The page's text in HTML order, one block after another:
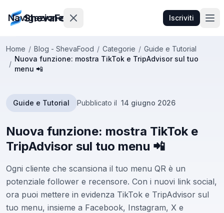
ShevaFood Iscriviti
Navigazione
Prezzi
Contatti
Accedi
Iscriviti
🇮🇹Italiano
Home / Blog - ShevaFood / Categorie / Guide e Tutorial
/
Nuova funzione: mostra TikTok e TripAdvisor sul tuo
menu 📲
Guide e Tutorial Pubblicato il 14 giugno 2026
Nuova funzione: mostra TikTok e
TripAdvisor sul tuo menu 📲
Ogni cliente che scansiona il tuo menu QR è un
potenziale follower e recensore. Con i nuovi link social,
ora puoi mettere in evidenza TikTok e TripAdvisor sul
tuo menu, insieme a Facebook, Instagram, X e